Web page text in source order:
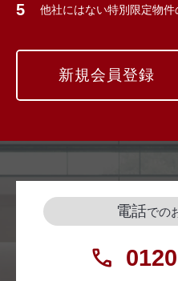
他社にはない特別限定物
新規会員登録
電話での